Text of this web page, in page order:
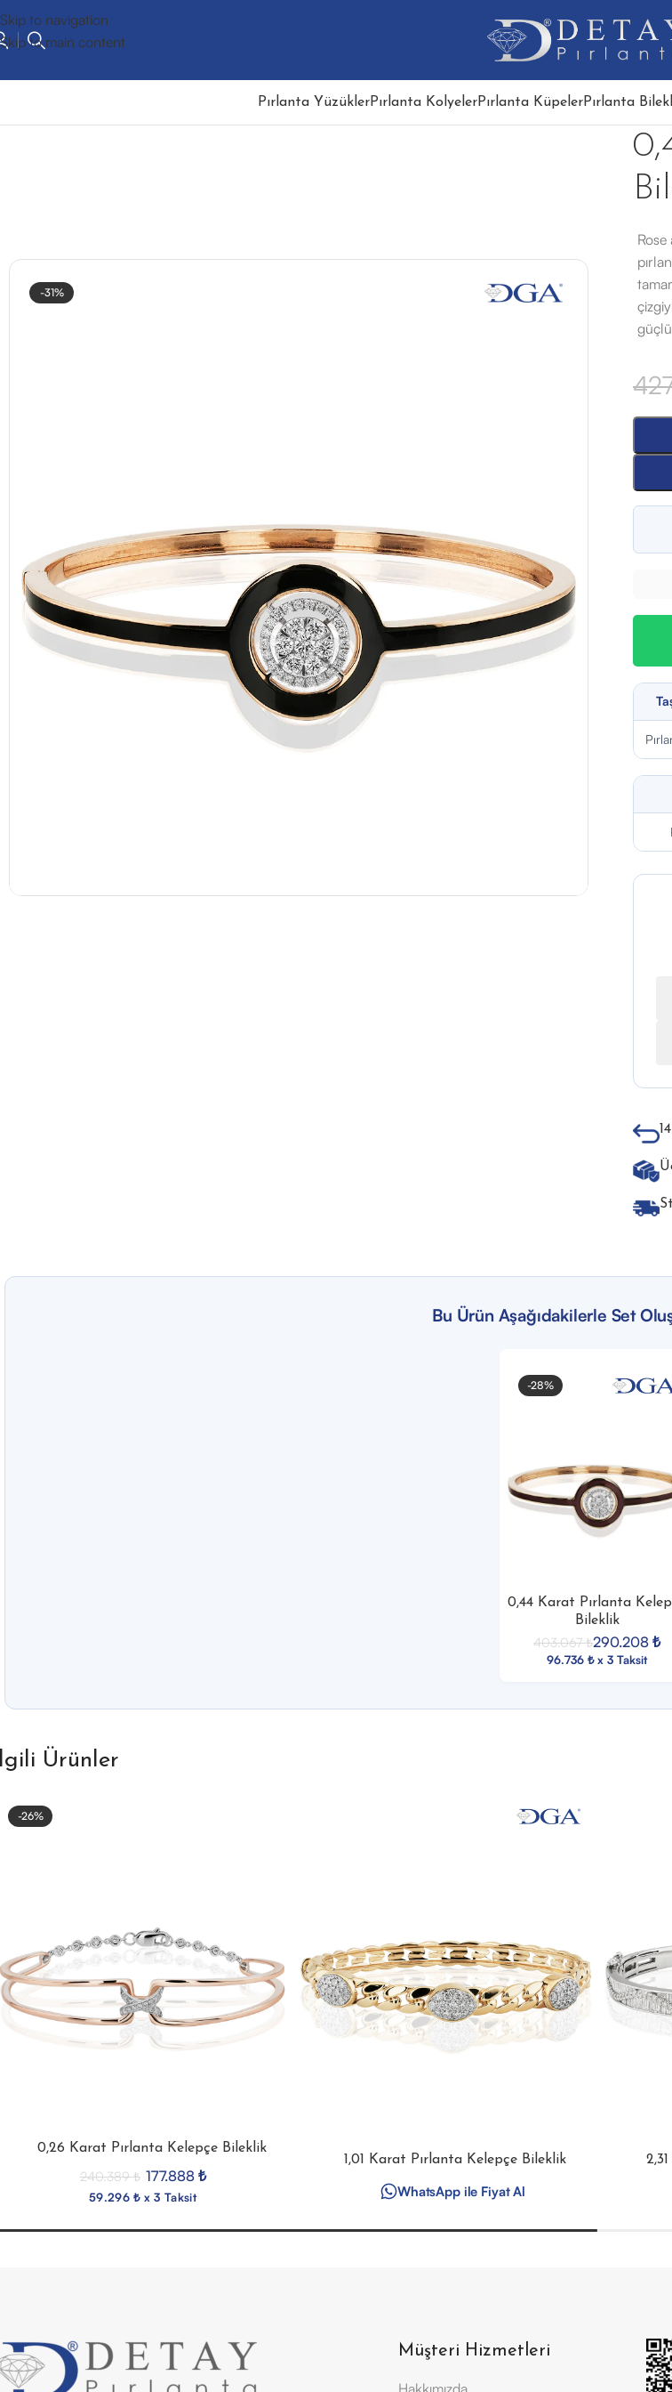
Skip to navigation
Skip to main content
Pırlanta YüzüklerPırlanta KolyelerPırlanta KüpelerPırlanta
-31%
Rose
Bu Ürün Aşağıdakilerle Set
-28%
0,44 Karat Pırlanta
Bileklik
403.067₺290.208₺
96.736 ₺ x 3 Taksit
Ürünler
-26%
0,26 Karat Pırlanta Kelepçe Bileklik
240.389₺ 177.888 ₺
59.296 ₺ x 3 Taksit
1,01 Karat Pırlanta Kelepçe Bileklik
WhatsApp ile Fiyat Al
Müşteri Hizmetleri
Hakkımızda